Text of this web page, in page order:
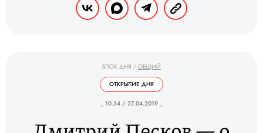
БЛОК ДНЯ / ОБЩИЙ
ОТКРЫТИЕ ДНЯ
_ 10.34 / 27.04.2019 _